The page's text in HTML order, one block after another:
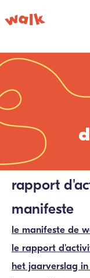
rapport
manifeste
le manifeste de
le rapport
het jaarverslag